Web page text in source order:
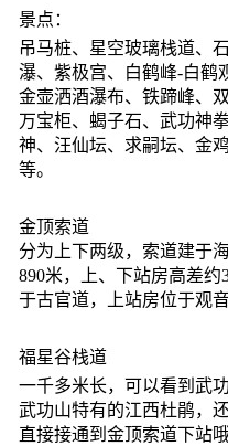
景点：
吊马桩、星空玻璃栈道、
瀑、紫极宫、白鹤峰-白鹤
金壶洒酒瀑布、铁蹄峰、
万宝柜、蝎子石、武功神
神、汪仙坛、求嗣坛、金
等。
金顶索道
分为上下两级，索道建于
890米，上、下站房高差
于古官道，上站房位于观音
福星谷栈道
一千多米长，可以看到武
武功山特有的江西杜鹃，
直接接通到金顶索道下站哦